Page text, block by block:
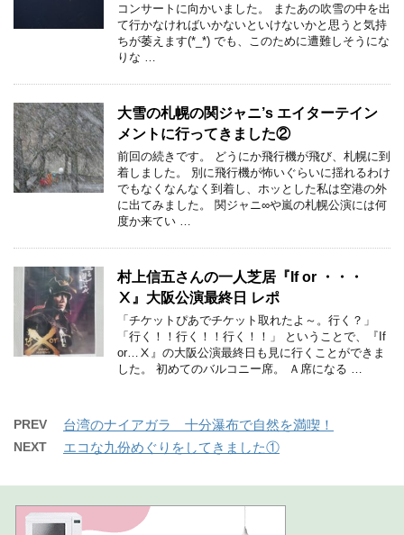
コンサートに向かいました。 またあの吹雪の中を出
て行かなければいかないといけないかと思うと気持
ちが萎えます(*_*) でも、このために遭難しそうにな
りな …
大雪の札幌の関ジャニ’s エイターテイン
メントに行ってきました②
前回の続きです。 どうにか飛行機が飛び、札幌に到
着しました。 別に飛行機が怖いぐらいに揺れるわけ
でもなくなんなく到着し、ホッとした私は空港の外
に出てみました。 関ジャニ∞や嵐の札幌公演には何
度か来てい …
村上信五さんの一人芝居『If or ・・・
Ⅹ』大阪公演最終日 レポ
「チケットぴあでチケット取れたよ～。行く？」
「行く！！行く！！行く！！」 ということで、『If
or…Ⅹ』の大阪公演最終日も見に行くことができま
した。 初めてのバルコニー席。 Ａ席になる …
PREV 台湾のナイアガラ 十分瀑布で自然を満喫！
NEXT エコな九份めぐりをしてきました①